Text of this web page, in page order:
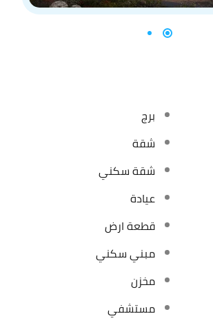
برج
شقة
شقة سكني
عيادة
قطعة ارض
مبني سكني
مخزن
مستشفي